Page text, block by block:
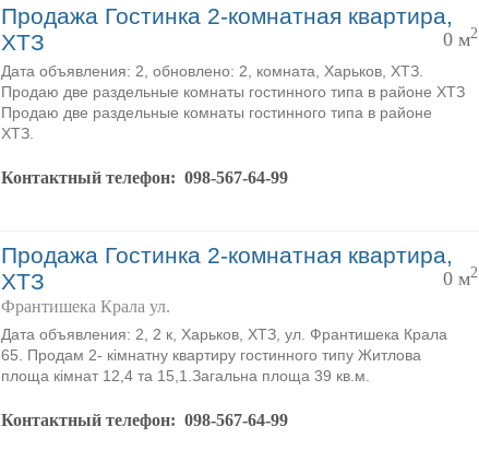
Продажа Гостинка 2-комнатная квартира,
ХТЗ
0 м2
Дата объявления: 2, обновлено: 2, комната, Харьков, ХТЗ.
Продаю две раздельные комнаты гостинного типа в районе ХТЗ
Продаю две раздельные комнаты гостинного типа в районе
ХТЗ.
Контактный телефон: 098-567-64-99
Продажа Гостинка 2-комнатная квартира,
ХТЗ
0 м2
Франтишека Крала ул.
Дата объявления: 2, 2 к, Харьков, ХТЗ, ул. Франтишека Крала
65. Продам 2- кімнатну квартиру гостинного типу Житлова
площа кімнат 12,4 та 15,1.Загальна площа 39 кв.м.
Контактный телефон: 098-567-64-99